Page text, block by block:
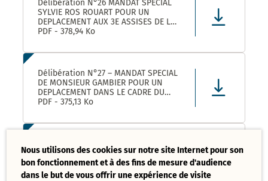
Délibération N°26 MANDAT SPECIAL
SYLVIE ROS ROUART POUR UN
DEPLACEMENT AUX 3E ASSISES DE LA
VOIE D’ARLES A ARLES
PDF - 378,94 Ko
Délibération N°27 – MANDAT SPECIAL
DE MONSIEUR GAMBIER POUR UN
DEPLACEMENT DANS LE CADRE DU
FORUM DES ELUS INFO JEUNES A
PDF - 375,13 Ko
Liste des délibérations examinées
Conseil Municipal 17 mars 2025
PDF - 121,08 Ko
Nous utilisons des cookies sur notre site Internet pour son
bon fonctionnement et à des fins de mesure d'audience
dans le but de vous offrir une expérience de visite